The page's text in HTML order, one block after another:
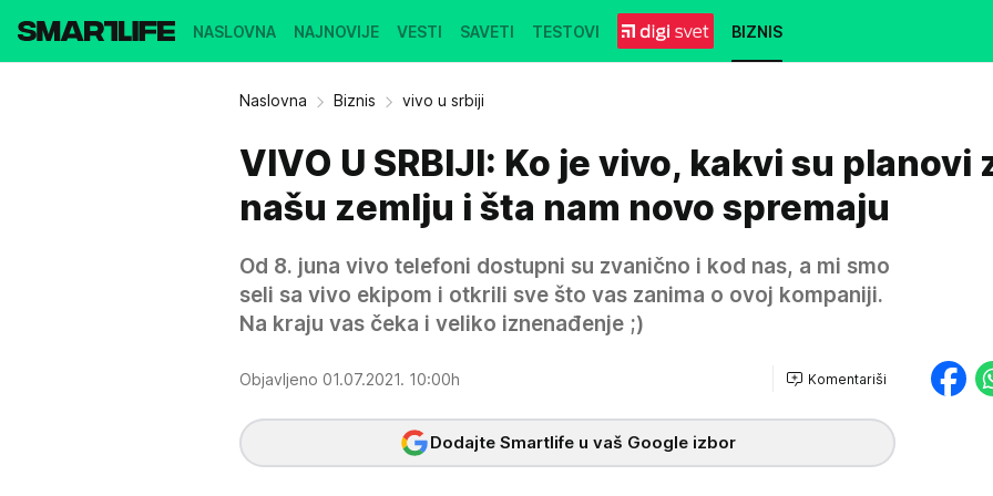
NASLOVNA NAJNOVIJE VESTI SAVETI TESTOVI BIZNIS
Naslovna Biznis vivo u srbiji
VIVO U SRBIJI: Ko je vivo, kakvi su planovi
našu zemlju i šta nam novo spremaju
Od 8. juna vivo telefoni dostupni su zvanično i kod nas, a mi smo
seli sa vivo ekipom i otkrili sve što vas zanima o ovoj kompaniji.
Na kraju vas čeka i veliko iznenađenje ;)
Objavljeno 01.07.2021. 10:00h Komentariši
Dodajte Smartlife u vaš Google izbor